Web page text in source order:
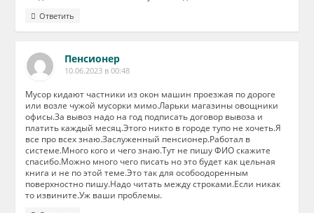
Ответить
Пенсионер
10.06.2023 в 00:48
Мусор кидают частники из окон машин проезжая по дороге
или возле чужой мусорки мимо.Ларьки магазины овощники
офисы.За вывоз надо на год подписать договор вывоза и
платить каждый месяц.Этого никто в городе тупо не хочеть.Я
все про всех знаю.Заслуженный пенсионер.Работал в
системе.Много кого и чего знаю.Тут не пишу ФИО скажите
спасибо.Можно много чего писать но это будет как цельная
книга и не по этой теме.Это так для особоодоренным
поверхностно пишу.Надо читать между строками.Если никак
то извините.Уж ваши проблемы.